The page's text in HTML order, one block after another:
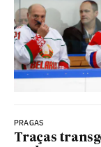
PRAGAS
Traças